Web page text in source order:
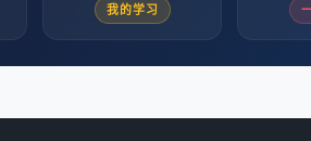
我的学习